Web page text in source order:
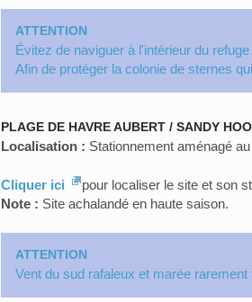
ATTENTION
Évitez de naviguer à l'intérieur du
Afin de protéger la colonie de sternes
PLAGE DE HAVRE AUBERT / SANDY
Localisation : Stationnement aménagé
Cliquer ici
pour localiser le site et son
Note : Site achalandé en haute saison.
ATTENTION
Vent du sud rafaleux et marée